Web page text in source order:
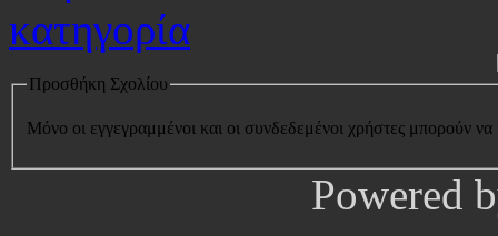
Προσθήκη Σχολίου
Μόνο οι εγγεγραμμένοι και οι συνδεδεμένοι χρήστες μπορούν
Powered